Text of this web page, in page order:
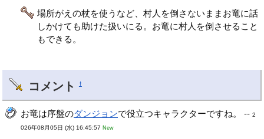
場所がえの杖を使うなど、村人を倒さないままお竜に話
しかけても助けた扱いにる。お竜に村人を倒させること
もできる。
コメント †
お竜は序盤のダンジョンで役立つキャラクターですね。 --2
026年08月05日 (水) 16:45:57 New